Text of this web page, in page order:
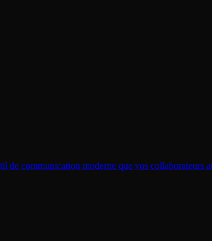
communication moderne que vos collaborateurs